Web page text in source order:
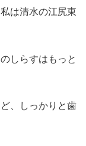
は清水の江尻東
しらすはもっと
、しっかりと歯